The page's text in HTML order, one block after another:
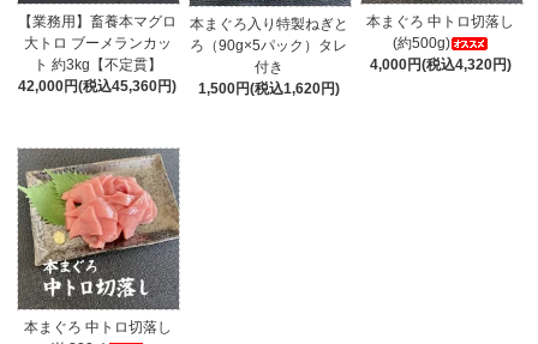
【業務用】畜養本マグロ
大トロ ブーメランカッ
ト 約3kg【不定貫】
42,000円(税込45,360円)
本まぐろ入り特製ねぎと
ろ（90g×5パック）タレ
付き
1,500円(税込1,620円)
本まぐろ 中トロ切落し
(約500g)
4,000円(税込4,320円)
本まぐろ 中トロ切落し